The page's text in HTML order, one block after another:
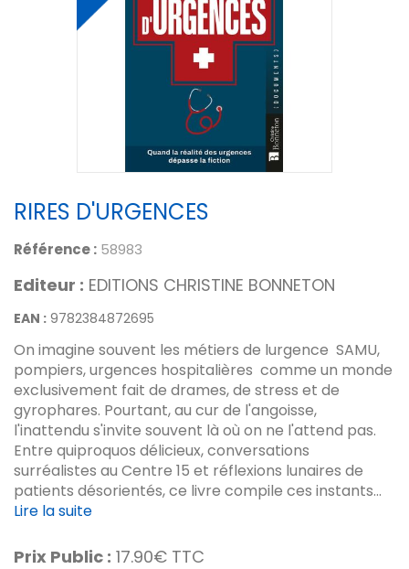
RIRES D'URGENCES
Référence : 58983
Editeur : EDITIONS CHRISTINE BONNETON
EAN : 9782384872695
On imagine souvent les métiers de lurgence SAMU,
pompiers, urgences hospitalières comme un monde
exclusivement fait de drames, de stress et de
gyrophares. Pourtant, au cur de l'angoisse,
l'inattendu s'invite souvent là où on ne l'attend pas.
Entre quiproquos délicieux, conversations
surréalistes au Centre 15 et réflexions lunaires de
patients désorientés, ce livre compile ces instants...
Lire la suite
Prix Public : 17.90€ TTC